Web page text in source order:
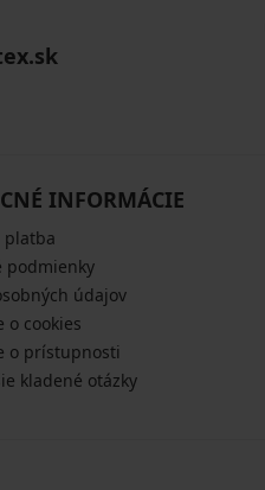
INFORMÁCIE
platba
podmienky
údajov
o cookies
o prístupnosti
kladené otázky